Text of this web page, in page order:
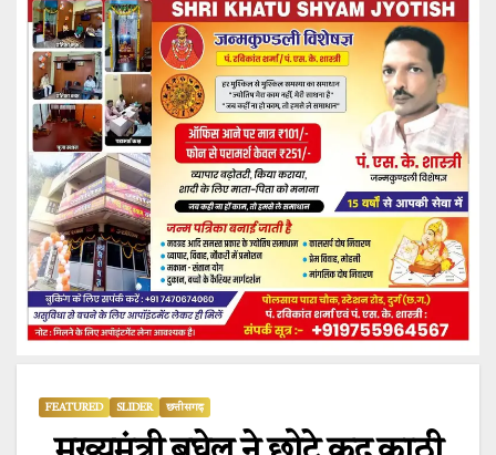
FEATURED SLIDER छत्तीसगढ़